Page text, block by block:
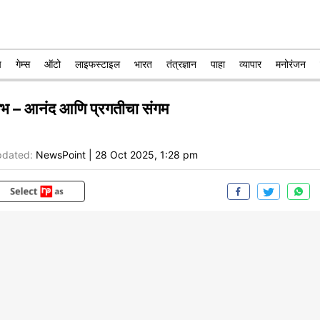
गेम्स ऑटो लाइफस्टाइल भारत तंत्रज्ञान पाहा व्यापार मनोरंजन
– आनंद आणि प्रगतीचा संगम
NewsPoint 28 Oct 2025, 1:28 pm